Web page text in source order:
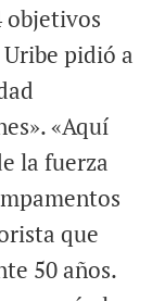
objetivos
pidió a
«Aquí
la fuerza
que
50 años.